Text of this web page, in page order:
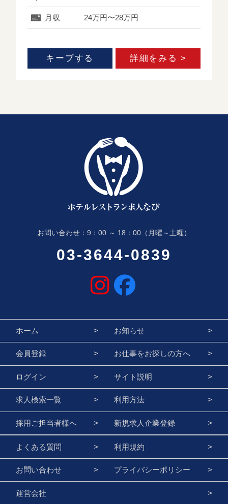
月収 24万円〜28万円
キープする 詳細をみる >
お問い合わせ：9：00 ～ 18：00（月曜～土曜）
03-3644-0839
ホーム
会員登録
ログイン
求人検索一覧
お知らせ
お仕事をお探しの方へ
サイト説明
利用方法
採用ご担当者様へ 新規求人企業登録
よくある質問 利用規約
お問い合わせ プライバシーポリシー
運営会社